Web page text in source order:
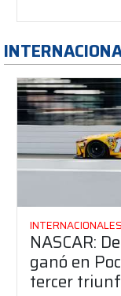
INTERNACIONALES
NASCAR:
ganó en
tercer